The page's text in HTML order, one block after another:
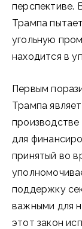
перспективе.
Трампа
угольную
находится в
Первым
Трампа
производстве
для
принятый во
поддержку
важными для
этот закон